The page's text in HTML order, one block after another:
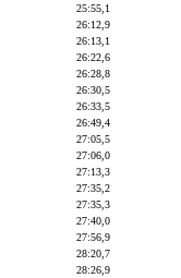
25:55,1
26:12,9
26:13,1
26:22,6
26:28,8
26:30,5
26:33,5
26:49,4
27:05,5
27:06,0
27:13,3
27:35,2
27:35,3
27:40,0
27:56,9
28:20,7
28:26,9